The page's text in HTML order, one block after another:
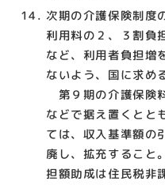
次期の介護保険制度
利用料の２、３割負
など、利用者負担増
ないよう、国に求め
第９期の介護保険
などで据え置くとと
ては、収入基準額の
廃し、拡充すること
担額助成は住民税非